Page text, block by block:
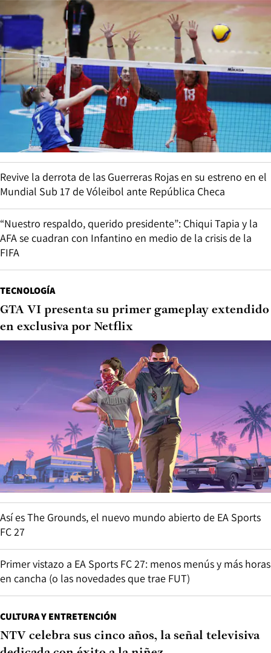
Revive la derrota de las Guerreras Rojas en su estreno en el
Mundial Sub 17 de Vóleibol ante República Checa
“Nuestro respaldo, querido presidente”: Chiqui Tapia y la
AFA se cuadran con Infantino en medio de la crisis de la
FIFA
TECNOLOGÍA
GTA VI presenta su primer gameplay extendido
en exclusiva por Netflix
Así es The Grounds, el nuevo mundo abierto de EA Sports
FC 27
Primer vistazo a EA Sports FC 27: menos menús y más horas
en cancha (o las novedades que trae FUT)
CULTURA Y ENTRETENCIÓN
NTV celebra sus cinco años, la señal televisiva